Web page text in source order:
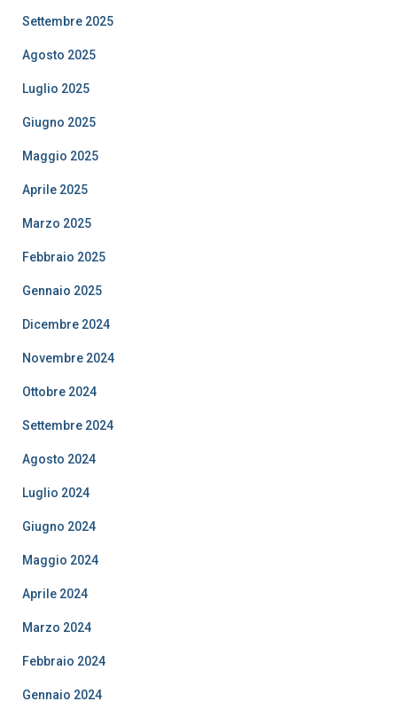
Settembre 2025
Agosto 2025
Luglio 2025
Giugno 2025
Maggio 2025
Aprile 2025
Marzo 2025
Febbraio 2025
Gennaio 2025
Dicembre 2024
Novembre 2024
Ottobre 2024
Settembre 2024
Agosto 2024
Luglio 2024
Giugno 2024
Maggio 2024
Aprile 2024
Marzo 2024
Febbraio 2024
Gennaio 2024